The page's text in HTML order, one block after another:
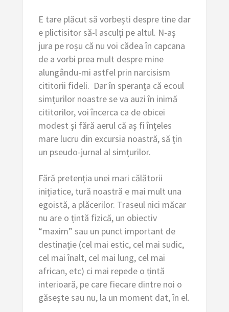
E tare plăcut să vorbești despre tine dar
e plictisitor să-l asculți pe altul. N-aș
jura pe roșu că nu voi cădea în capcana
de a vorbi prea mult despre mine
alungându-mi astfel prin narcisism
cititorii fideli. Dar în speranța că ecoul
simțurilor noastre se va auzi în inimă
cititorilor, voi încerca ca de obicei
modest și fără aerul că aș fi înțeles
mare lucru din excursia noastră, să țin
un pseudo-jurnal al simțurilor.
Fără pretenția unei mari călătorii
inițiatice, tură noastră e mai mult una
egoistă, a plăcerilor. Traseul nici măcar
nu are o țintă fizică, un obiectiv
“maxim” sau un punct important de
destinație (cel mai estic, cel mai sudic,
cel mai înalt, cel mai lung, cel mai
african, etc) ci mai repede o țintă
interioară, pe care fiecare dintre noi o
găsește sau nu, la un moment dat, în el.